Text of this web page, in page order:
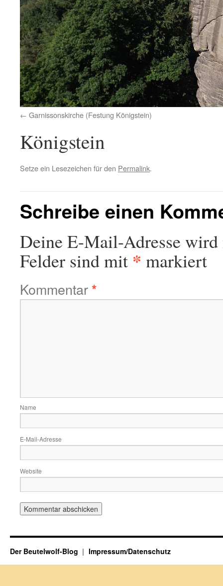
Garnissonskirche (Festung Königstein)
Königstein
Setze ein Lesezeichen für den Permalink.
Schreibe einen
Deine E-Mail-Adresse
Felder sind mit * markiert
Kommentar*
Name
E-Mail-Adresse
Website
Der Beutelwolf-Blog Impressum/Datenschutz